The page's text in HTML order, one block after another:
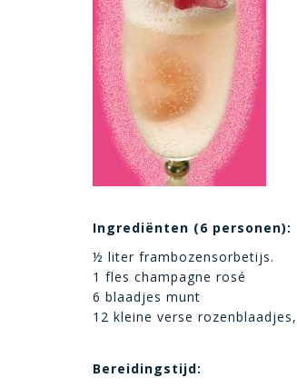
Ingrediënten (6 personen):
½ liter frambozensorbetijs.
1 fles champagne rosé
6 blaadjes munt
12 kleine verse
Bereidingstijd: